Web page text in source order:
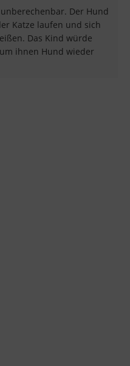
Der Hund
Katze laufen und sich
Das Kind würde
ihnen Hund wieder